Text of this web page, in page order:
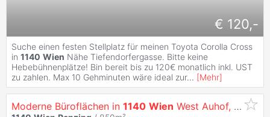
€ 120,-
Suche einen festen Stellplatz für meinen Toyota Corolla Cross
in 1140 Wien Nähe Tiefendorfergasse. Bitte keine
Hebebühnenplätze! Bin bereit bis zu 120€ monatlich inkl. UST
zu zahlen. Max 10 Gehminuten wäre ideal zur... [Mehr]
Moderne Büroflächen in 1140 Wien West Auhof, Grenze zu Niederösterreich